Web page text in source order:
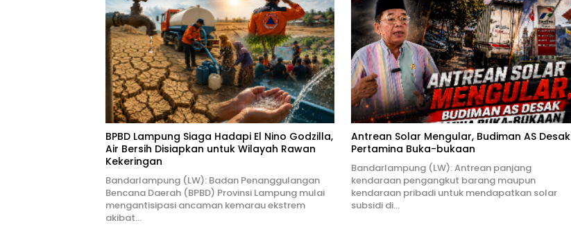
BPBD Lampung Siaga Hadapi El Nino Godzilla,
Air Bersih Disiapkan untuk Wilayah Rawan
Kekeringan
Bandarlampung (LW): Badan Penanggulangan
Bencana Daerah (BPBD) Provinsi Lampung mulai
mengantisipasi ancaman kemarau ekstrem
akibat…
Antrean Solar Mengular, Budiman AS Desak
Pertamina Buka-bukaan
Bandarlampung (LW): Antrean panjang
kendaraan pengangkut barang maupun
kendaraan pribadi untuk mendapatkan solar
subsidi di…